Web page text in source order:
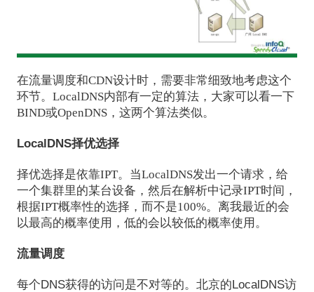
在流量调度和CDN设计时，需要非常细致地考虑这个
环节。LocalDNS内部有一定的算法，大家可以看一下
BIND或OpenDNS，这两个算法类似。
LocalDNS择优选择
择优选择是依靠IPT。当LocalDNS发出一个请求，给
一个集群里的某台设备，然后在解析中记录IPT时间，
根据IPT概率性的选择，而不是100%。离我最近的会
以最高的概率使用，低的会以较低的概率使用。
流量调度
每个DNS获得的访问是不对等的。北京的LocalDNS访